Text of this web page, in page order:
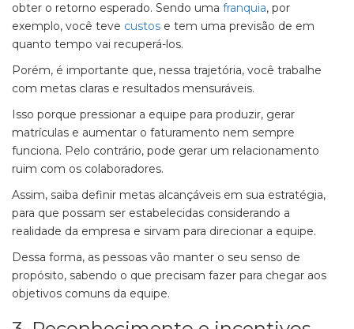
obter o retorno esperado. Sendo uma franquia, por
exemplo, você teve custos e tem uma previsão de em
quanto tempo vai recuperá-los.
Porém, é importante que, nessa trajetória, você trabalhe
com metas claras e resultados mensuráveis.
Isso porque pressionar a equipe para produzir, gerar
matrículas e aumentar o faturamento nem sempre
funciona. Pelo contrário, pode gerar um relacionamento
ruim com os colaboradores.
Assim, saiba definir metas alcançáveis em sua estratégia,
para que possam ser estabelecidas considerando a
realidade da empresa e sirvam para direcionar a equipe.
Dessa forma, as pessoas vão manter o seu senso de
propósito, sabendo o que precisam fazer para chegar aos
objetivos comuns da equipe.